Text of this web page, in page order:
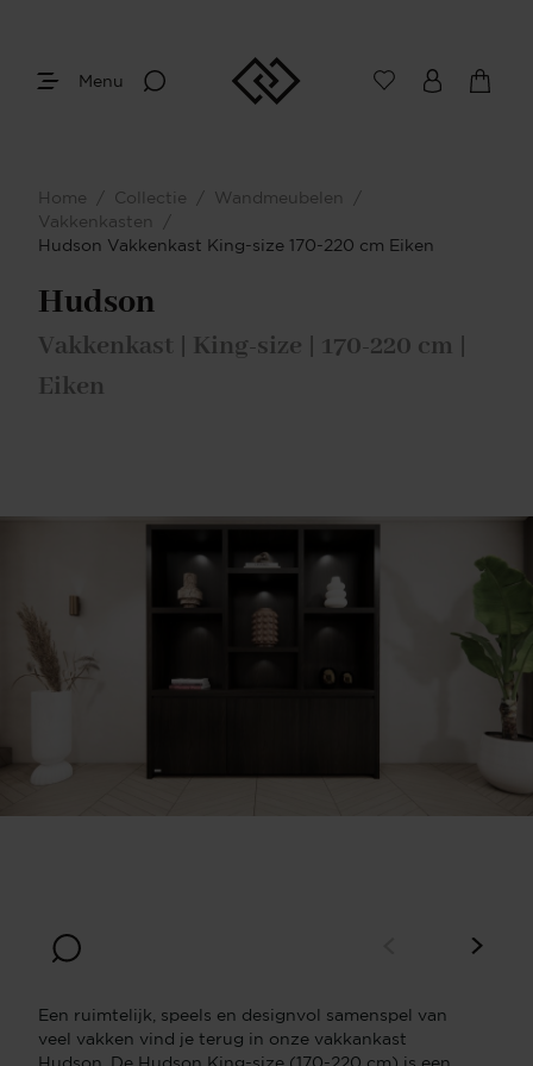
Menu
Home / Collectie / Wandmeubelen
/
Vakkenkasten
/
Hudson Vakkenkast King-size 170-220 cm Eiken
Hudson
Vakkenkast | King-size | 170-220 cm |
Eiken
Een ruimtelijk, speels en designvol samenspel van
veel vakken vind je terug in onze vakkankast
Hudson. De Hudson King-size (170-220 cm) is een
Afmetingen
Je bent gestart met het samenstellen van
jouw eigen vakkenkast. Begin bij het
Breedte Diepte